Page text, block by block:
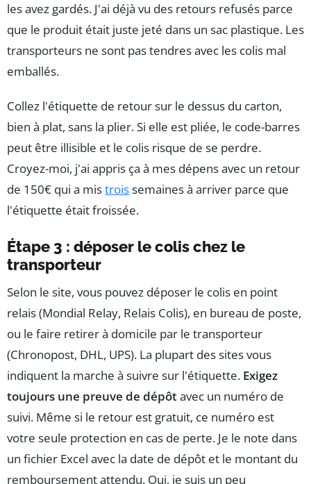
les avez gardés. J'ai déjà vu des retours refusés parce
que le produit était juste jeté dans un sac plastique. Les
transporteurs ne sont pas tendres avec les colis mal
emballés.
Collez l'étiquette de retour sur le dessus du carton,
bien à plat, sans la plier. Si elle est pliée, le code-barres
peut être illisible et le colis risque de se perdre.
Croyez-moi, j'ai appris ça à mes dépens avec un retour
de 150€ qui a mistroissemaines à arriver parce que
l'étiquette était froissée.
Étape 3 : déposer le colis chez le
transporteur
Selon le site, vous pouvez déposer le colis en point
relais (Mondial Relay, Relais Colis), en bureau de poste,
ou le faire retirer à domicile par le transporteur
(Chronopost, DHL, UPS). La plupart des sites vous
indiquent la marche à suivre sur l'étiquette. Exigez
toujours une preuve de dépôtavec un numéro de
suivi. Même si le retour est gratuit, ce numéro est
votre seule protection en cas de perte. Je le note dans
un fichier Excel avec la date de dépôt et le montant du
remboursement attendu. Oui, je suis un peu